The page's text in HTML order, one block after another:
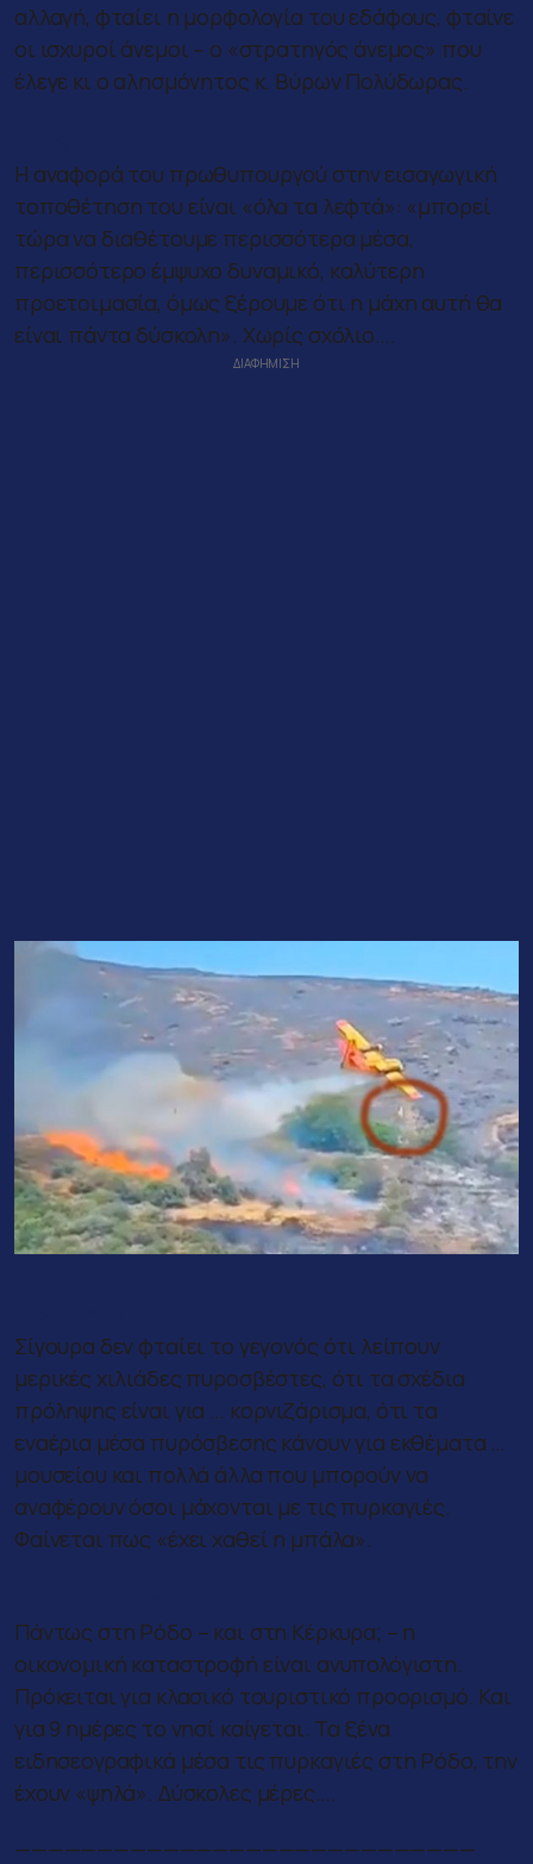
αλλαγή, φταίει η μορφολογία του εδάφους, φταίνε
οι ισχυροί άνεμοι – ο «στρατηγός άνεμος» που
έλεγε κι ο αλησμόνητος κ. Βύρων Πολύδωρας.
Η αναφορά του πρωθυπουργού στην εισαγωγική
τοποθέτηση του είναι «όλα τα λεφτά»: «μπορεί
τώρα να διαθέτουμε περισσότερα μέσα,
περισσότερο έμψυχο δυναμικό, καλύτερη
προετοιμασία, όμως ξέρουμε ότι η μάχη αυτή θα
είναι πάντα δύσκολη». Χωρίς σχόλιο….
Σίγουρα δεν φταίει το γεγονός ότι λείπουν
μερικές χιλιάδες πυροσβέστες, ότι τα σχέδια
πρόληψης είναι για … κορνιζάρισμα, ότι τα
εναέρια μέσα πυρόσβεσης κάνουν για εκθέματα …
μουσείου και πολλά άλλα που μπορούν να
αναφέρουν όσοι μάχονται με τις πυρκαγιές.
Φαίνεται πως «έχει χαθεί η μπάλα».
Πάντως στη Ρόδο – και στη Κέρκυρα; – η
οικονομική καταστροφή είναι ανυπολόγιστη.
Πρόκειται για κλασικό τουριστικό προορισμό. Και
για 9 ημέρες το νησί καίγεται. Τα ξένα
ειδησεογραφικά μέσα τις πυρκαγιές στη Ρόδο, την
έχουν «ψηλά». Δύσκολες μέρες….
————————————————————————————